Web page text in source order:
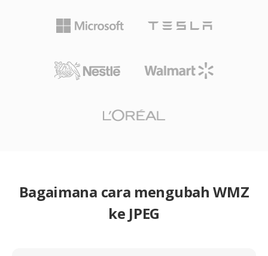
Bagaimana cara mengubah WMZ
ke JPEG